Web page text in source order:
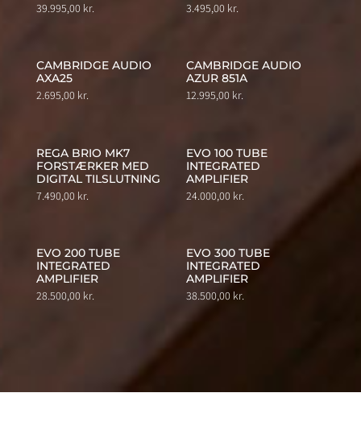
39.995,00 kr.
3.495,00 kr.
CAMBRIDGE AUDIO
AXA25
2.695,00 kr.
CAMBRIDGE AUDIO
AZUR 851A
12.995,00 kr.
REGA BRIO MK7
FORSTÆRKER MED
DIGITAL TILSLUTNING
7.490,00 kr.
EVO 100 TUBE
INTEGRATED
AMPLIFIER
24.000,00 kr.
EVO 200 TUBE
INTEGRATED
AMPLIFIER
28.500,00 kr.
EVO 300 TUBE
INTEGRATED
AMPLIFIER
38.500,00 kr.